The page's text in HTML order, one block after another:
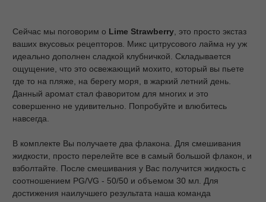
Сейчас мы поговорим о Lime Strawberry , это просто экстаз
ваших вкусовых рецепторов. Микс цитрусового лайма ну уж
идеально дополнен сладкой клубничкой. Складывается
ощущение, что это освежающий мохито, который вы пьете
где то на пляже, на берегу моря, в жаркий летний день.
Данный аромат стал фаворитом для многих и это
совершенно не удивительно. Попробуйте и влюбитесь
навсегда.
В комплекте Вы получаете два флакона. Для смешивания
жидкости, просто перелейте все в самый большой флакон, и
взболтайте. После смешивания у Вас получится жидкость с
соотношением PG/VG - 50/50 и объемом 30 мл. Для
достижения наилучшего результата наша команда